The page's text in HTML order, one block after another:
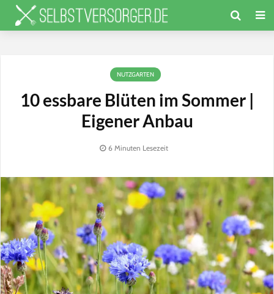
NUTZGARTEN
10 essbare Blüten im Sommer |
Eigener Anbau
6 Minuten Lesezeit